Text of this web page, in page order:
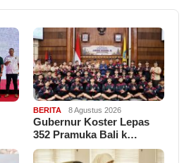
BERITA 8 Agustus 2026
Gubernur Koster Lepas
352 Pramuka Bali k…